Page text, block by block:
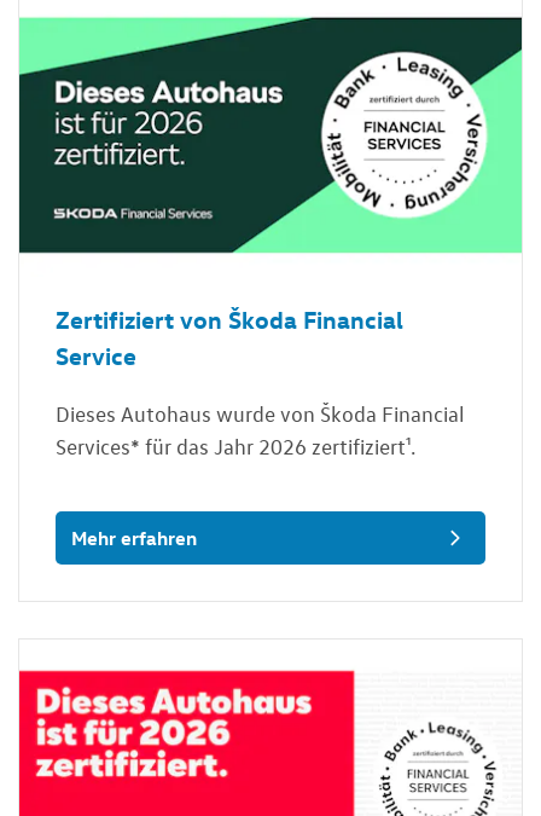
Zertifiziert von Škoda Financial
Service
Dieses Autohaus wurde von Škoda Financial
Services* für das Jahr 2026 zertifiziert¹.
Mehr erfahren